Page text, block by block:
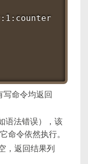
写命令均返回
语法错误），该
命令依然执行。
，返回结果列